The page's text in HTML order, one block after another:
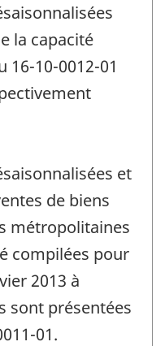
la capacité
10-0012-01
et
de biens
métropolitaines
compilées pour
2013 à
sont présentées
01.